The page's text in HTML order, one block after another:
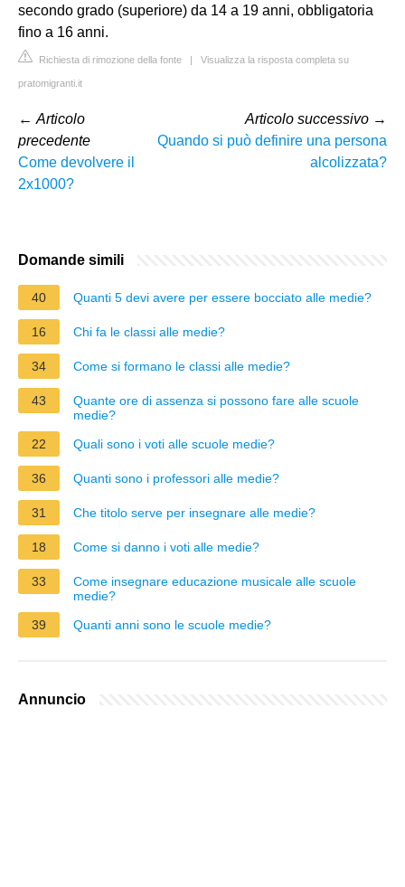
secondo grado (superiore) da 14 a 19 anni, obbligatoria
fino a 16 anni.
Richiesta di rimozione della fonte | Visualizza la risposta completa su
pratomigranti.it
← Articolo
precedente
Come devolvere il
2x1000?
Articolo successivo →
Quando si può definire una persona
alcolizzata?
Domande simili
40 Quanti 5 devi avere per essere bocciato alle medie?
16 Chi fa le classi alle medie?
34 Come si formano le classi alle medie?
43
Quante ore di assenza si possono fare alle scuole
medie?
22
Quali sono i voti alle scuole medie?
36 Quanti sono i professori alle medie?
31 Che titolo serve per insegnare alle medie?
18 Come si danno i voti alle medie?
33
Come insegnare educazione musicale alle scuole
medie?
39
Quanti anni sono le scuole medie?
Annuncio